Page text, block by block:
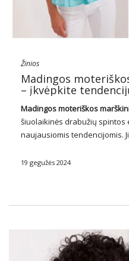
Žinios
Madingos
– įkvėpkite
Madingos moteriškos
šiuolaikinės drabužių
naujausiomis tendencijomis.
nepaprastą universalumą ir
19 gegužės 2024